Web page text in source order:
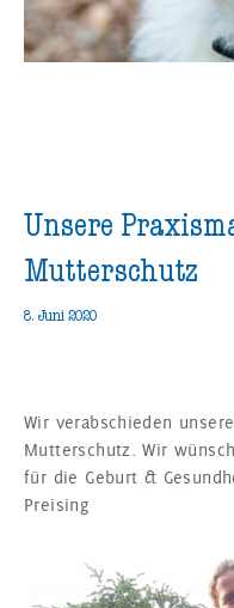
Unsere
Mutterschutz
8. Juni 2020
Wir verabschieden
Mutterschutz. Wir
für die Geburt &
Preising